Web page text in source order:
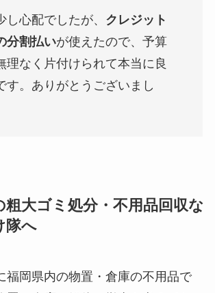
し心配でしたが、 クレジット
分割払いが使えたので、予算
理なく片付けられて本当に良
す。ありがとうございまし
粗大ゴミ処分・不用品回収な
隊へ
福岡県内の物置・倉庫の不用品で